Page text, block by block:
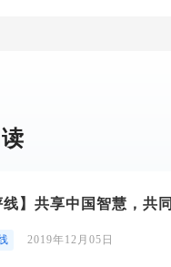
线】共享中国智慧，共
2019年12月05日